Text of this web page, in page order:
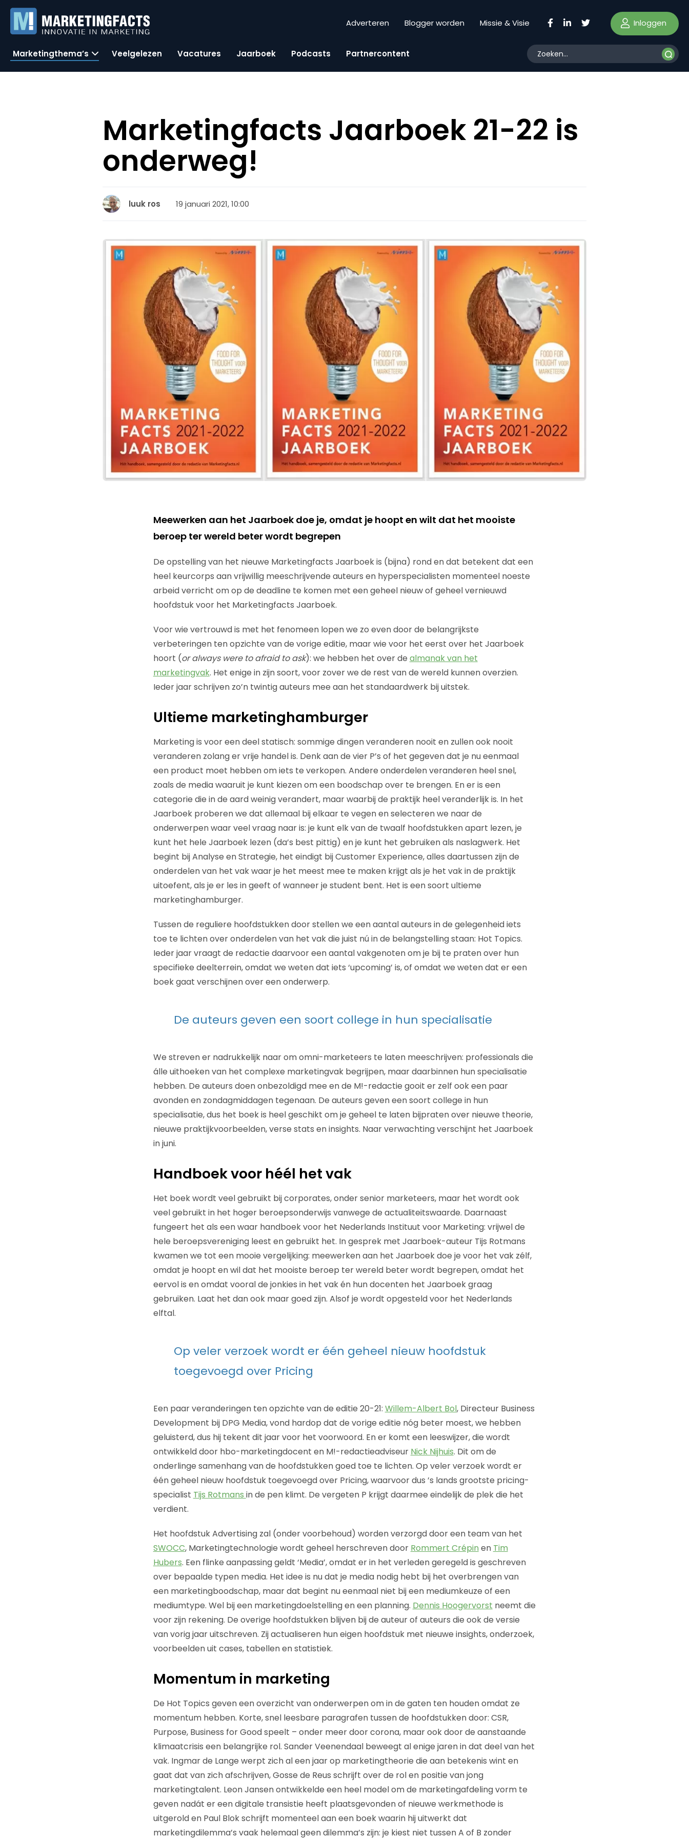
Adverteren Blogger worden Missie & Visie Inloggen
Marketingthema’s Veelgelezen Vacatures Jaarboek Podcasts Partnercontent
Marketingfacts Jaarboek 21-22 is
onderweg!
luuk ros 19 januari 2021, 10:00
Meewerken aan het Jaarboek doe je, omdat je hoopt en wilt dat het mooiste
beroep ter wereld beter wordt begrepen
De opstelling van het nieuwe Marketingfacts Jaarboek is (bijna) rond en dat betekent dat een
heel keurcorps aan vrijwillig meeschrijvende auteurs en hyperspecialisten momenteel noeste
arbeid verricht om op de deadline te komen met een geheel nieuw of geheel vernieuwd
hoofdstuk voor het Marketingfacts Jaarboek.
Voor wie vertrouwd is met het fenomeen lopen we zo even door de belangrijkste
verbeteringen ten opzichte van de vorige editie, maar wie voor het eerst over het Jaarboek
hoort (or always were to afraid to ask): we hebben het over de almanak van het
marketingvak. Het enige in zijn soort, voor zover we de rest van de wereld kunnen overzien.
Ieder jaar schrijven zo’n twintig auteurs mee aan het standaardwerk bij uitstek.
Ultieme marketinghamburger
Marketing is voor een deel statisch: sommige dingen veranderen nooit en zullen ook nooit
veranderen zolang er vrije handel is. Denk aan de vier P’s of het gegeven dat je nu eenmaal
een product moet hebben om iets te verkopen. Andere onderdelen veranderen heel snel,
zoals de media waaruit je kunt kiezen om een boodschap over te brengen. En er is een
categorie die in de aard weinig verandert, maar waarbij de praktijk heel veranderlijk is. In het
Jaarboek proberen we dat allemaal bij elkaar te vegen en selecteren we naar de
onderwerpen waar veel vraag naar is: je kunt elk van de twaalf hoofdstukken apart lezen, je
kunt het hele Jaarboek lezen (da’s best pittig) en je kunt het gebruiken als naslagwerk. Het
begint bij Analyse en Strategie, het eindigt bij Customer Experience, alles daartussen zijn de
onderdelen van het vak waar je het meest mee te maken krijgt als je het vak in de praktijk
uitoefent, als je er les in geeft of wanneer je student bent. Het is een soort ultieme
marketinghamburger.
Tussen de reguliere hoofdstukken door stellen we een aantal auteurs in de gelegenheid iets
toe te lichten over onderdelen van het vak die juist nú in de belangstelling staan: Hot Topics.
Ieder jaar vraagt de redactie daarvoor een aantal vakgenoten om je bij te praten over hun
specifieke deelterrein, omdat we weten dat iets ‘upcoming’ is, of omdat we weten dat er een
boek gaat verschijnen over een onderwerp.
De auteurs geven een soort college in hun specialisatie
We streven er nadrukkelijk naar om omni-marketeers te laten meeschrijven: professionals die
álle uithoeken van het complexe marketingvak begrijpen, maar daarbinnen hun specialisatie
hebben. De auteurs doen onbezoldigd mee en de M!-redactie gooit er zelf ook een paar
avonden en zondagmiddagen tegenaan. De auteurs geven een soort college in hun
specialisatie, dus het boek is heel geschikt om je geheel te laten bijpraten over nieuwe theorie,
nieuwe praktijkvoorbeelden, verse stats en insights. Naar verwachting verschijnt het Jaarboek
in juni.
Handboek voor héél het vak
Het boek wordt veel gebruikt bij corporates, onder senior marketeers, maar het wordt ook
veel gebruikt in het hoger beroepsonderwijs vanwege de actualiteitswaarde. Daarnaast
fungeert het als een waar handboek voor het Nederlands Instituut voor Marketing: vrijwel de
hele beroepsvereniging leest en gebruikt het. In gesprek met Jaarboek-auteur Tijs Rotmans
kwamen we tot een mooie vergelijking: meewerken aan het Jaarboek doe je voor het vak zélf,
omdat je hoopt en wil dat het mooiste beroep ter wereld beter wordt begrepen, omdat het
eervol is en omdat vooral de jonkies in het vak én hun docenten het Jaarboek graag
gebruiken. Laat het dan ook maar goed zijn. Alsof je wordt opgesteld voor het Nederlands
elftal.
Op veler verzoek wordt er één geheel nieuw hoofdstuk
toegevoegd over Pricing
Een paar veranderingen ten opzichte van de editie 20-21: Willem-Albert Bol, Directeur Business
Development bij DPG Media, vond hardop dat de vorige editie nóg beter moest, we hebben
geluisterd, dus hij tekent dit jaar voor het voorwoord. En er komt een leeswijzer, die wordt
ontwikkeld door hbo-marketingdocent en M!-redactieadviseur Nick Nijhuis. Dit om de
onderlinge samenhang van de hoofdstukken goed toe te lichten. Op veler verzoek wordt er
één geheel nieuw hoofdstuk toegevoegd over Pricing, waarvoor dus ’s lands grootste pricing-
specialist Tijs Rotmans in de pen klimt. De vergeten P krijgt daarmee eindelijk de plek die het
verdient.
Het hoofdstuk Advertising zal (onder voorbehoud) worden verzorgd door een team van het
SWOCC, Marketingtechnologie wordt geheel herschreven door Rommert Crépin en Tim
Hubers. Een flinke aanpassing geldt ‘Media’, omdat er in het verleden geregeld is geschreven
over bepaalde typen media. Het idee is nu dat je media nodig hebt bij het overbrengen van
een marketingboodschap, maar dat begint nu eenmaal niet bij een mediumkeuze of een
mediumtype. Wel bij een marketingdoelstelling en een planning. Dennis Hoogervorst neemt die
voor zijn rekening. De overige hoofdstukken blijven bij de auteur of auteurs die ook de versie
van vorig jaar uitschreven. Zij actualiseren hun eigen hoofdstuk met nieuwe insights, onderzoek,
voorbeelden uit cases, tabellen en statistiek.
Momentum in marketing
De Hot Topics geven een overzicht van onderwerpen om in de gaten ten houden omdat ze
momentum hebben. Korte, snel leesbare paragrafen tussen de hoofdstukken door: CSR,
Purpose, Business for Good speelt – onder meer door corona, maar ook door de aanstaande
klimaatcrisis een belangrijke rol. Sander Veenendaal beweegt al enige jaren in dat deel van het
vak. Ingmar de Lange werpt zich al een jaar op marketingtheorie die aan betekenis wint en
gaat dat van zich afschrijven, Gosse de Reus schrijft over de rol en positie van jong
marketingtalent. Leon Jansen ontwikkelde een heel model om de marketingafdeling vorm te
geven nadát er een digitale transistie heeft plaatsgevonden of nieuwe werkmethode is
uitgerold en Paul Blok schrijft momenteel aan een boek waarin hij uitwerkt dat
marketingdilemma’s vaak helemaal geen dilemma’s zijn: je kiest niet tussen A of B zonder